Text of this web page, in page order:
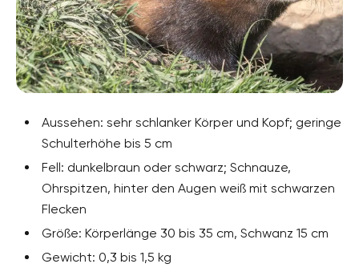
Aussehen: sehr schlanker Körper und Kopf; geringe
Schulterhöhe bis 5 cm
Fell: dunkelbraun oder schwarz; Schnauze,
Ohrspitzen, hinter den Augen weiß mit schwarzen
Flecken
Größe: Körperlänge 30 bis 35 cm, Schwanz 15 cm
Gewicht: 0,3 bis 1,5 kg